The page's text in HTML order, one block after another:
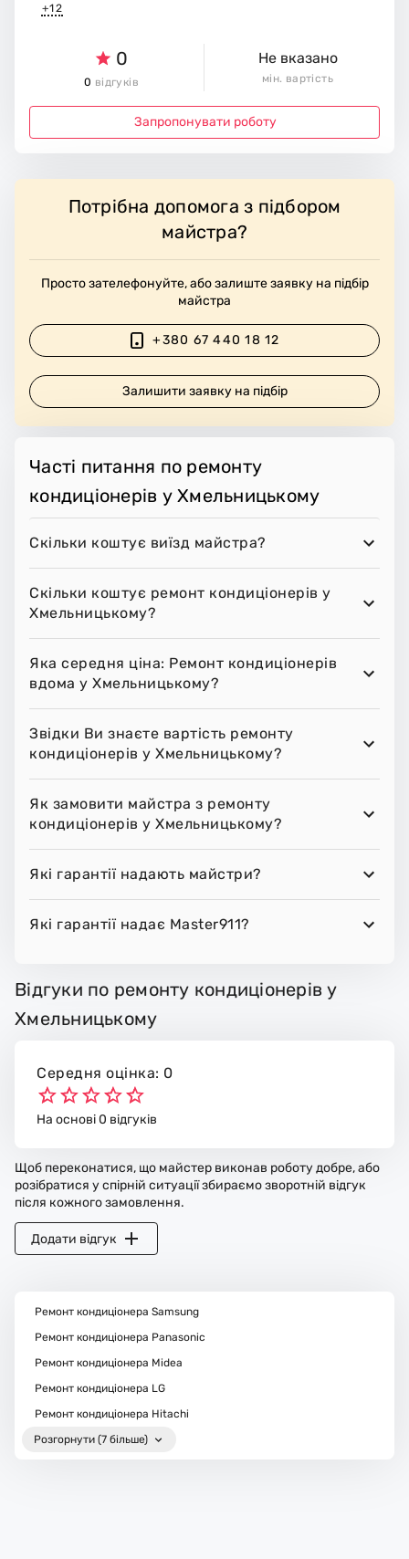
+12
0
0 відгуків
Не вказано
мін. вартість
Запропонувати роботу
Потрібна допомога з підбором
майстра?
Просто зателефонуйте, або залиште заявку на підбір
майстра
+380 67 440 18 12
Залишити заявку на підбір
Часті питання по ремонту
кондиціонерів у Хмельницькому
Скільки коштує виїзд майстра?
Скільки коштує ремонт кондиціонерів у
Хмельницькому?
Яка середня ціна: Ремонт кондиціонерів
вдома у Хмельницькому?
Звідки Ви знаєте вартість ремонту
кондиціонерів у Хмельницькому?
Як замовити майстра з ремонту
кондиціонерів у Хмельницькому?
Які гарантії надають майстри?
Які гарантії надає Master911?
Відгуки по ремонту кондиціонерів у
Хмельницькому
Середня оцінка: 0
На основі 0 відгуків
Щоб переконатися, що майстер виконав роботу добре, або
розібратися у спірній ситуації збираємо зворотній відгук
після кожного замовлення.
Додати відгук
Ремонт кондиціонера Samsung
Ремонт кондиціонера Panasonic
Ремонт кондиціонера Midea
Ремонт кондиціонера LG
Ремонт кондиціонера Hitachi
Розгорнути (7 більше)